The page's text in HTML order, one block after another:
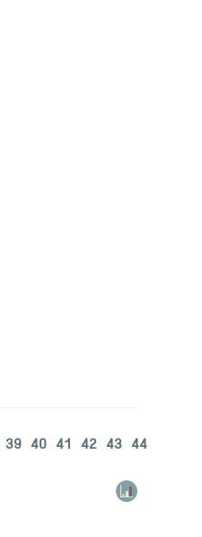
39 40 41 42 43 44